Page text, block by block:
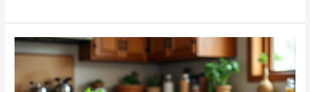
une
poêle
en
parmi